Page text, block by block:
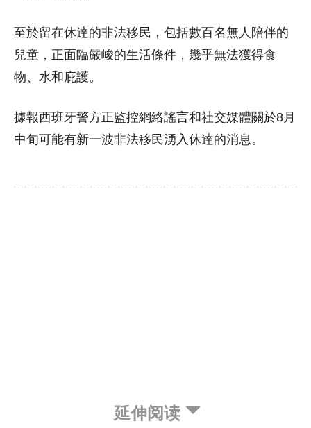
至於留在休達的非法移民，包括數百名無人陪伴的
兒童，正面臨嚴峻的生活條件，幾乎無法獲得食
物、水和庇護。
據報西班牙警方正監控網絡謠言和社交媒體關於8月
中旬可能有新一波非法移民湧入休達的消息。
延伸阅读